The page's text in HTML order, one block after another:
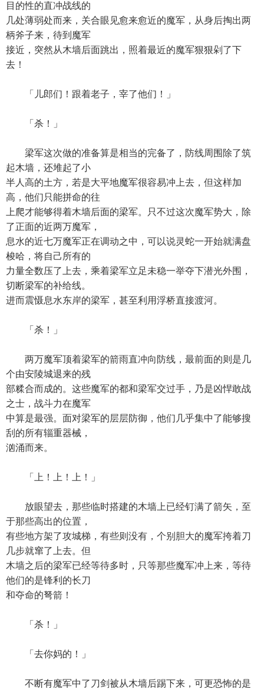
目的性的直冲战线的
几处薄弱处而来，关合眼见愈来愈近的魔军，从身后掏出两
柄斧子来，待到魔军
接近，突然从木墙后面跳出，照着最近的魔军狠狠剁了下
去！
「儿郎们！跟着老子，宰了他们！」
「杀！」
梁军这次做的准备算是相当的完备了，防线周围除了筑
起木墙，还堆起了小
半人高的土方，若是大平地魔军很容易冲上去，但这样加
高，他们只能拼命的往
上爬才能够得着木墙后面的梁军。只不过这次魔军势大，除
了正面的近两万魔军，
息水的近七万魔军正在调动之中，可以说灵蛇一开始就满盘
梭哈，将自己所有的
力量全数压了上去，乘着梁军立足未稳一举夺下潜光外围，
切断梁军的补给线。
进而震慑息水东岸的梁军，甚至利用浮桥直接渡河。
「杀！」
两万魔军顶着梁军的箭雨直冲向防线，最前面的则是几
个由安陵城退来的残
部糅合而成的。这些魔军的都和梁军交过手，乃是凶悍敢战
之士，战斗力在魔军
中算是最强。面对梁军的层层防御，他们几乎集中了能够搜
刮的所有辎重器械，
汹涌而来。
「上！上！上！」
放眼望去，那些临时搭建的木墙上已经钉满了箭矢，至
于那些高出的位置，
有些地方架了攻城梯，有些则没有，个别胆大的魔军挎着刀
几步就窜了上去。但
木墙之后的梁军已经等待多时，只等那些魔军冲上来，等待
他们的是锋利的长刀
和夺命的弩箭！
「杀！」
「去你妈的！」
不断有魔军中了刀剑被从木墙后踢下来，可更恐怖的是